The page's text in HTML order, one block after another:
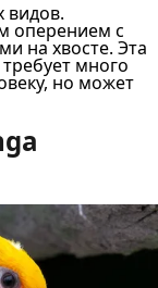
видов.
оперением с
на хвосте. Эта
много
но может